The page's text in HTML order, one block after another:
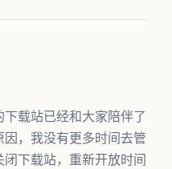
载站已经和大家陪伴了
，我没有更多时间去管
下载站，重新开放时间